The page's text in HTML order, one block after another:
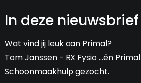
In deze nieuwsbrief
Wat vind jij leuk aan Primal?
Tom Janssen - RX Fysio ...én
Schoonmaakhulp gezocht.